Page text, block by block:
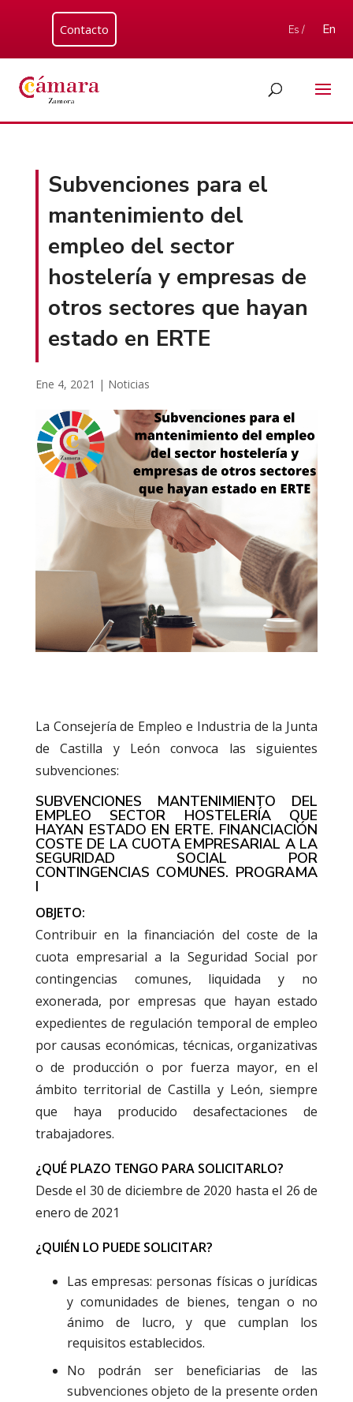
Contacto Es / En
Subvenciones para el
mantenimiento del
empleo del sector
hostelería y empresas de
otros sectores que hayan
estado en ERTE
Ene 4, 2021 | Noticias
La Consejería de Empleo e Industria de la Junta
de Castilla y León convoca las siguientes
subvenciones:
SUBVENCIONES MANTENIMIENTO DEL
EMPLEO SECTOR HOSTELERÍA QUE
HAYAN ESTADO EN ERTE. FINANCIACIÓN
COSTE DE LA CUOTA EMPRESARIAL A LA
SEGURIDAD SOCIAL POR
CONTINGENCIAS COMUNES. PROGRAMA
I
OBJETO:
Contribuir en la financiación del coste de la
cuota empresarial a la Seguridad Social por
contingencias comunes, liquidada y no
exonerada, por empresas que hayan estado
expedientes de regulación temporal de empleo
por causas económicas, técnicas, organizativas
o de producción o por fuerza mayor, en el
ámbito territorial de Castilla y León, siempre
que haya producido desafectaciones de
trabajadores.
¿QUÉ PLAZO TENGO PARA SOLICITARLO?
Desde el 30 de diciembre de 2020 hasta el 26 de
enero de 2021
¿QUIÉN LO PUEDE SOLICITAR?
Las empresas: personas físicas o jurídicas
y comunidades de bienes, tengan o no
ánimo de lucro, y que cumplan los
requisitos establecidos.
No podrán ser beneficiarias de las
subvenciones objeto de la presente orden